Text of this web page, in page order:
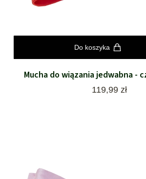
Do koszyka
Mucha do wiązania jedwabna -
Cena
119,99 zł